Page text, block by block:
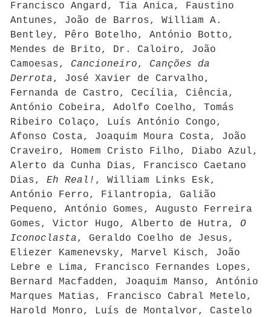
Francisco Angard, Tia Anica, Faustino
Antunes, João de Barros, William A.
Bentley, Pêro Botelho, António Botto,
Mendes de Brito, Dr. Caloiro, João
Camoesas, Cancioneiro, Canções da
Derrota, José Xavier de Carvalho,
Fernanda de Castro, Cecília, Ciência,
António Cobeira, Adolfo Coelho, Tomás
Ribeiro Colaço, Luís António Congo,
Afonso Costa, Joaquim Moura Costa, João
Craveiro, Homem Cristo Filho, Diabo Azul,
Alerto da Cunha Dias, Francisco Caetano
Dias, Eh Real! , William Links Esk,
António Ferro, Filantropia, Galião
Pequeno, António Gomes, Augusto Ferreira
Gomes, Victor Hugo, Alberto de Hutra, O
Iconoclasta, Geraldo Coelho de Jesus,
Eliezer Kamenevsky, Marvel Kisch, João
Lebre e Lima, Francisco Fernandes Lopes,
Bernard Macfadden, Joaquim Manso, António
Marques Matias, Francisco Cabral Metelo,
Harold Monro, Luís de Montalvor, Castelo